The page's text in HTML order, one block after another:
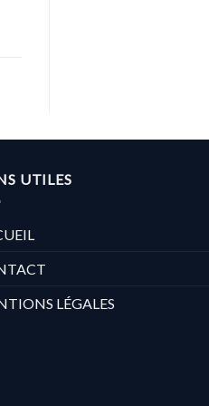
UTILES
LÉGALES